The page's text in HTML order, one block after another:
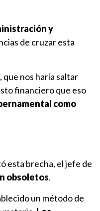
y
de cruzar esta
que nos haría saltar
financiero que eso
como
esta brecha, el jefe de
obsoletos.
un método de